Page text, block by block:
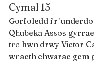
Cymal 15
Gorfoledd i'r
Qhubeka Assos
tro hwn drwy Victor
wnaeth chwarae gem